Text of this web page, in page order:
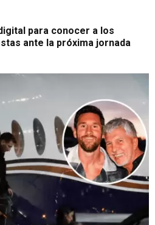
para conocer a los
ante la próxima jornada